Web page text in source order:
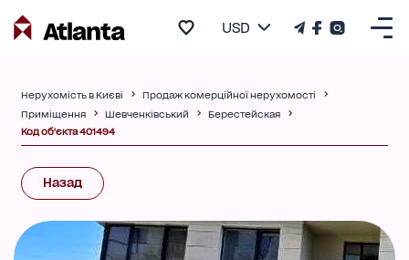
USD
Нерухомість в Києві
Продаж комерційної нерухомості
Приміщення
Шевченківський
Берестейская
Код об'єкта 401494
Назад